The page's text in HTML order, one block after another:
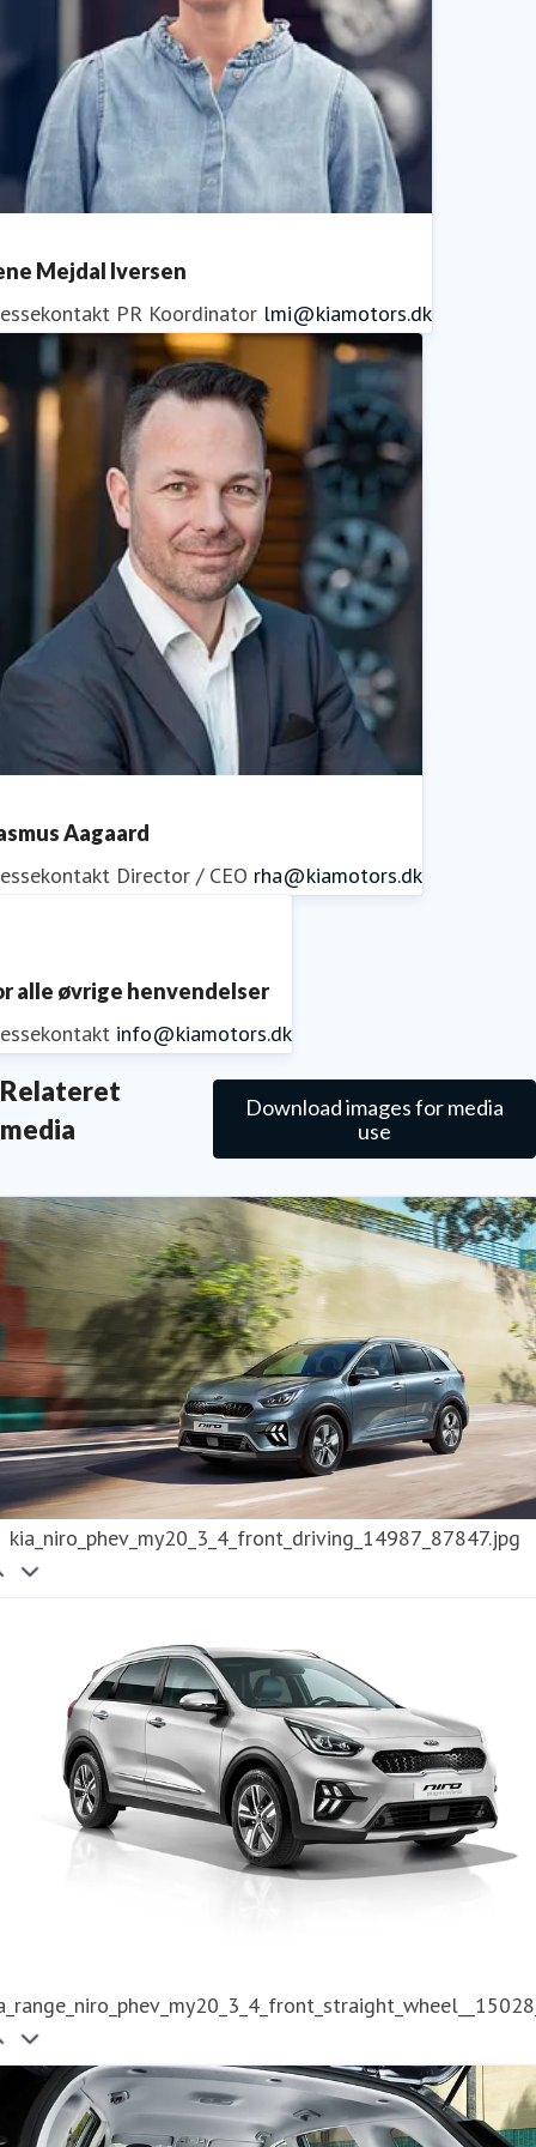
Mejdal Iversen
PR Koordinator lmi@kiamotors.dk
Aagaard
Director / CEO rha@kiamotors.dk
alle øvrige henvendelser
info@kiamotors.dk
Relateret
media
Download images for media
use
kia_niro_phev_my20_3_4_front_driving_14987_87847.jpg